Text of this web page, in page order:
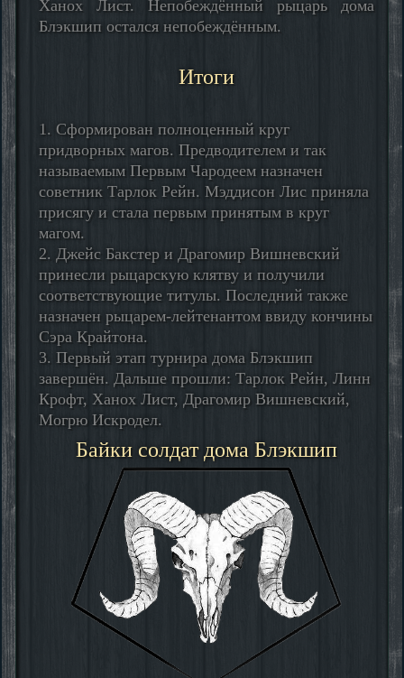
Ханох Лист. Непобеждённый рыцарь дома
Блэкшип остался непобеждённым.
Итоги
1. Сформирован полноценный круг
придворных магов. Предводителем и так
называемым Первым Чародеем назначен
советник Тарлок Рейн. Мэддисон Лис приняла
присягу и стала первым принятым в круг
магом.
2. Джейс Бакстер и Драгомир Вишневский
принесли рыцарскую клятву и получили
соответствующие титулы. Последний также
назначен рыцарем-лейтенантом ввиду кончины
Сэра Крайтона.
3. Первый этап турнира дома Блэкшип
завершён. Дальше прошли: Тарлок Рейн, Линн
Крофт, Ханох Лист, Драгомир Вишневский,
Могрю Искродел.
Байки солдат дома Блэкшип